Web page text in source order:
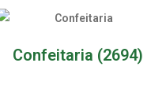
Confeitaria (2694)